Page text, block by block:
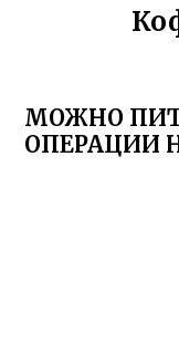
МОЖНО
ОПЕРАЦИИ